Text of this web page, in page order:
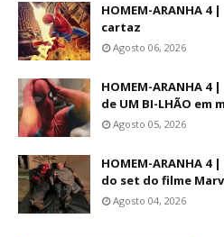
HOMEM-ARANHA
cartaz
Agosto 06, 2026
HOMEM-ARANHA
de UM BI-LHÃO em
Agosto 05, 2026
HOMEM-ARANHA
do set do filme
Agosto 04, 2026